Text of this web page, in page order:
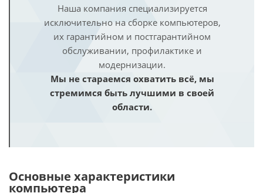
Наша компания специализируется
исключительно на сборке компьютеров,
их гарантийном и постгарантийном
обслуживании, профилактике и
модернизации.
Мы не стараемся охватить всё, мы
стремимся быть лучшими в своей
области.
Основные характеристики
компьютера